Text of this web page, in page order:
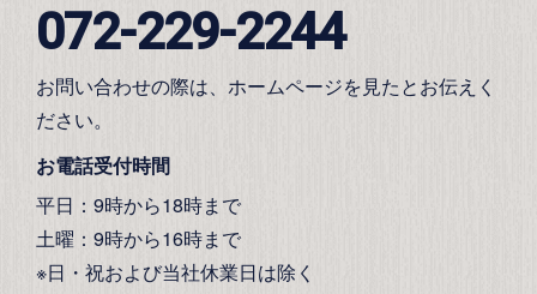
072-229-2244
お問い合わせの際は、ホームページを見たとお伝えく
ださい。
お電話受付時間
平日：9時から18時まで
土曜：9時から16時まで
※日・祝および当社休業日は除く